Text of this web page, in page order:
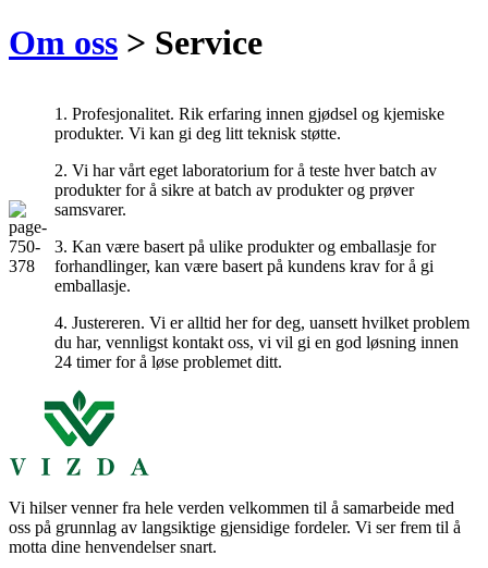
Om oss > Service
1. Profesjonalitet. Rik erfaring innen gjødsel og kjemiske
produkter. Vi kan gi deg litt teknisk støtte.
2. Vi har vårt eget laboratorium for å teste hver batch av
produkter for å sikre at batch av produkter og prøver
samsvarer.
3. Kan være basert på ulike produkter og emballasje for
forhandlinger, kan være basert på kundens krav for å gi
emballasje.
4. Justereren. Vi er alltid her for deg, uansett hvilket problem
du har, vennligst kontakt oss, vi vil gi en god løsning innen
24 timer for å løse problemet ditt.
Vi hilser venner fra hele verden velkommen til å samarbeide med
oss ​​på grunnlag av langsiktige gjensidige fordeler. Vi ser frem til å
motta dine henvendelser snart.